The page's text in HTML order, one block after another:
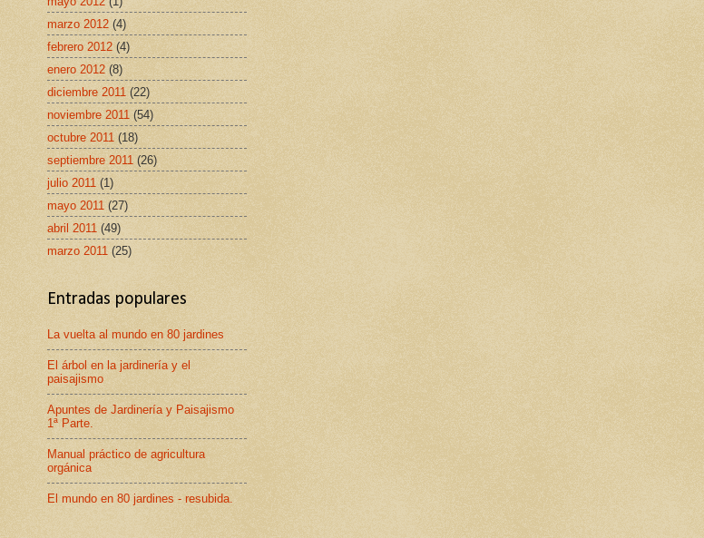
marzo 2012 (4)
febrero 2012 (4)
enero 2012 (8)
diciembre 2011 (22)
noviembre 2011 (54)
octubre 2011 (18)
septiembre 2011 (26)
julio 2011 (1)
mayo 2011 (27)
abril 2011 (49)
marzo 2011 (25)
Entradas populares
La vuelta al mundo en 80 jardines
El árbol en la jardinería y el
paisajismo
Apuntes de Jardinería y Paisajismo
1ª Parte.
Manual práctico de agricultura
orgánica
El mundo en 80 jardines - resubida.